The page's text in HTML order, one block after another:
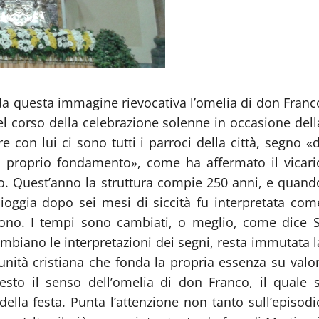
questa immagine rievocativa l’omelia di don
corso della celebrazione solenne in occasione
con lui ci sono tutti i parroci della città, segno
fondamento», come ha affermato il
la struttura compie 250 anni, e
dopo sei mesi di siccità fu interpretata
I tempi sono cambiati, o meglio, come dice
le interpretazioni dei segni, resta immutata
cristiana che fonda la propria essenza su
il senso dell’omelia di don Franco, il quale
festa. Punta l’attenzione non tanto